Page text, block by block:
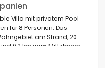
Villa mit privatem Pool
für 8 Personen. Das
am Strand, 200
0,2 km vom Mittelmeer